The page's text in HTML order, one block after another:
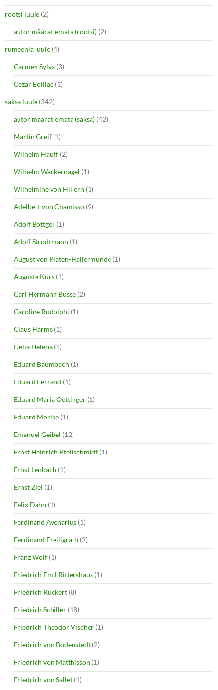
rootsi luule (2)
autor määratlemata (rootsi) (2)
rumeenia luule (4)
Carmen Sylva (3)
Cezar Bolliac (1)
saksa luule (342)
autor määratlemata (saksa) (42)
Martin Greif (1)
Wilhelm Hauff (2)
Wilhelm Wackernagel (1)
Wilhelmine von Hillern (1)
Adelbert von Chamisso (9)
Adolf Böttger (1)
Adolf Strodtmann (1)
August von Platen-Hallermünde (1)
Auguste Kurs (1)
Carl Hermann Busse (2)
Caroline Rudolphi (1)
Claus Harms (1)
Delia Helena (1)
Eduard Baumbach (1)
Eduard Ferrand (1)
Eduard Maria Oettinger (1)
Eduard Mörike (1)
Emanuel Geibel (12)
Ernst Heinrich Pfeilschmidt (1)
Ernst Lenbach (1)
Ernst Ziel (1)
Felix Dahn (1)
Ferdinand Avenarius (1)
Ferdinand Freiligrath (2)
Franz Wolf (1)
Friedrich Emil Rittershaus (1)
Friedrich Rückert (8)
Friedrich Schiller (18)
Friedrich Theodor Vischer (1)
Friedrich von Bodenstedt (2)
Friedrich von Matthisson (1)
Friedrich von Sallet (1)